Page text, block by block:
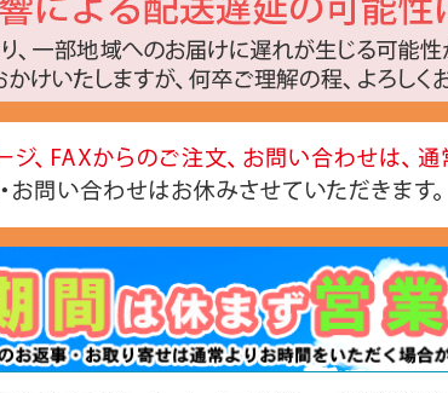
床に使う
貼ってはがせるクッションフロア
フローリング補修グッズ
ジョイントロック
水回りに使う
FiberFix(ファイバーフックス)
木材・材料
塗装済み木材UROCO
工具・
ローラ
マスカー
反射・蓄
接着剤
ゴムロー
ビス・
ソーホ
テーブ
石膏ボー
棚柱
ノブ交換パーツ
・ドアノブ
ノブ
アノブ
付きドアノブ
・菌除去シート
床に使う
貼ってはがせるクッショ
フローリング補修グッズ
ジョイントロック
水回りに使う
FAXでのご注文
06-7635-5174
FAX注文用紙はこちら
メール
お電話でのご注文
06-6723-5060
カスタマーセンター
平日9：30～17：00
LINEで
こちら